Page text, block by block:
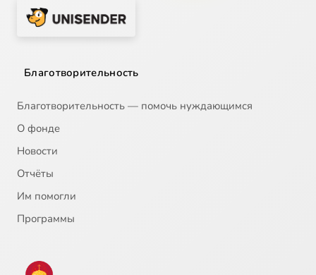
Благотворительность
Благотворительность — помочь нуждающимся
О фонде
Новости
Отчёты
Им помогли
Программы